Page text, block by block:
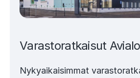
Varastoratkaisut
Nykyaikaisimmat